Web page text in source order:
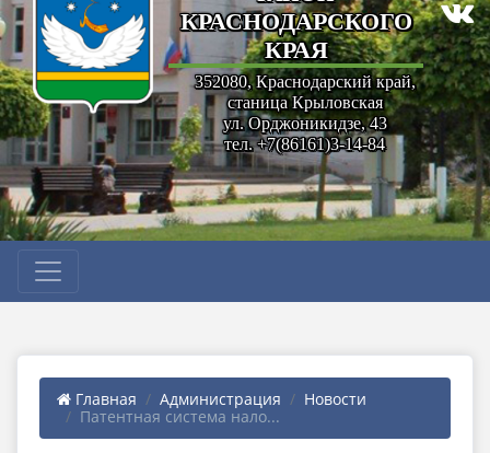
КРАСНОДАРСКОГО
КРАЯ
352080, Краснодарский край,
станица Крыловская
ул. Орджоникидзе, 43
тел. +7(86161)3-14-84
Главная Администрация
Новости
Патентная система нало...